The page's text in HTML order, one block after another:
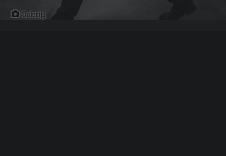
Galerija